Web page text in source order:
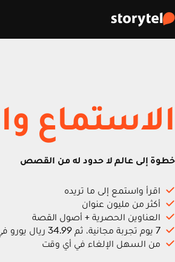
الاستماع
خطوة إلى عالم لا حدود له من القصص
اقرأ واستمع إلى ما تريده
أكثر من مليون عنوان
العناوين الحصرية + أصول القصة
7 يوم تجربة مجانية، ثم 34.99 ريال يورو في الشهر
من السهل الإلغاء في أي وقت